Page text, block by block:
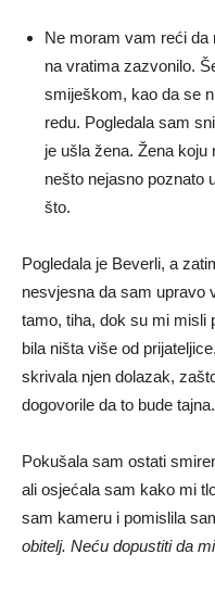
Ne moram vam reći da
na vratima zazvonilo.
smiješkom, kao da se
redu. Pogledala sam
je ušla žena. Žena koju
nešto nejasno poznato
što.
Pogledala je Beverli, a
nesvjesna da sam upravo
tamo, tiha, dok su mi misli
bila ništa više od
skrivala njen dolazak,
dogovorile da to bude tajna.
Pokušala sam ostati
ali osjećala sam kako mi
sam kameru i pomislila
obitelj. Neću dopustiti da